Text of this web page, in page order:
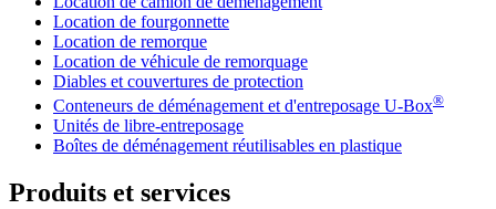
Location de fourgonnette
Location de remorque
Location de véhicule de remorquage
Diables et couvertures de protection
Conteneurs de déménagement et d'entreposage U-Box®
Unités de libre-entreposage
Boîtes de déménagement réutilisables en plastique
Produits et services